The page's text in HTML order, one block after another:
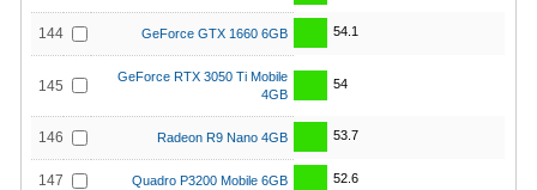
144 GeForce GTX 1660 6GB 54.1
145
GeForce RTX 3050 Ti Mobile
4GB
54
146 Radeon R9 Nano 4GB 53.7
147 Quadro P3200 Mobile 6GB 52.6